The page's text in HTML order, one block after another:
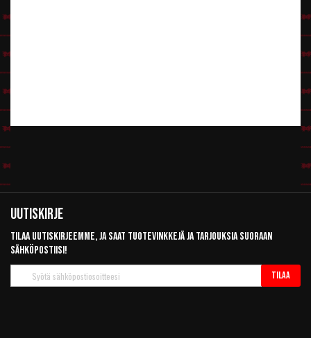
Uutiskirje
Tilaa uutiskirjeemme, ja saat tuotevinkkejä ja tarjouksia suoraan
sähköpostiisi!
uutiskirje
Tilaa